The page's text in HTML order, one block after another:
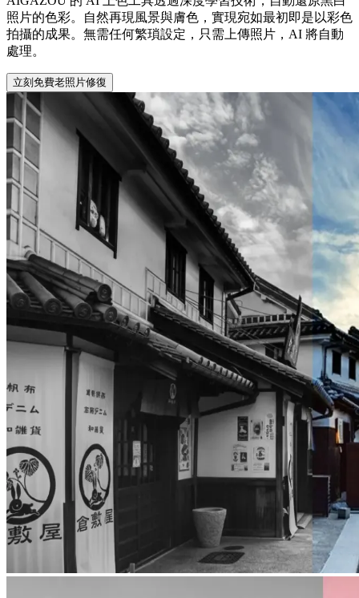
照片的色彩。自然再現風景與膚色，實現宛如最初即是以彩色
拍攝的成果。無需任何繁瑣設定，只需上傳照片，AI 將自動
處理。
立刻免費老照片修復